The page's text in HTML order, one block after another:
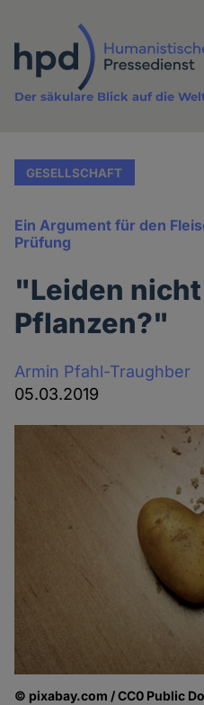
Inhalt
Der säkulare Blick auf die
GESELLSCHAFT
Ein Argument für den
Prüfung
"Leiden
Pflanzen?"
Armin Pfahl-Traughber
05.03.2019
© pixabay.com / CC0 Public